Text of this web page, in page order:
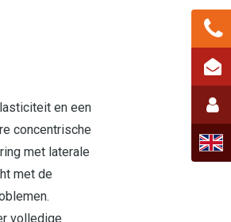
en een
concentrische
met laterale
met de
volledige